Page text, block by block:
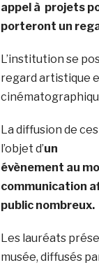
appel à projets
porteront un
L’institution se
regard artistique
La diffusion de
l’objet d’un
évènement au
communication
public nombreux.
Les lauréats
musée, diffusés